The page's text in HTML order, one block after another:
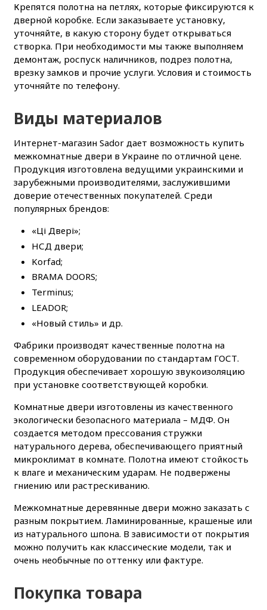
Крепятся полотна на петлях, которые фиксируются к
дверной коробке. Если заказываете установку,
уточняйте, в какую сторону будет открываться
створка. При необходимости мы также выполняем
демонтаж, роспуск наличников, подрез полотна,
врезку замков и прочие услуги. Условия и стоимость
уточняйте по телефону.
Виды материалов
Интернет-магазин Sador дает возможность купить
межкомнатные двери в Украине по отличной цене.
Продукция изготовлена ведущими украинскими и
зарубежными производителями, заслужившими
доверие отечественных покупателей. Среди
популярных брендов:
«Ці Двері»;
НСД двери;
Korfad;
BRAMA DOORS;
Terminus;
LEADOR;
«Новый стиль» и др.
Фабрики производят качественные полотна на
современном оборудовании по стандартам ГОСТ.
Продукция обеспечивает хорошую звукоизоляцию
при установке соответствующей коробки.
Комнатные двери изготовлены из качественного
экологически безопасного материала – МДФ. Он
создается методом прессования стружки
натурального дерева, обеспечивающего приятный
микроклимат в комнате. Полотна имеют стойкость
к влаге и механическим ударам. Не подвержены
гниению или растрескиванию.
Межкомнатные деревянные двери можно заказать с
разным покрытием. Ламинированные, крашеные или
из натурального шпона. В зависимости от покрытия
можно получить как классические модели, так и
очень необычные по оттенку или фактуре.
Покупка товара